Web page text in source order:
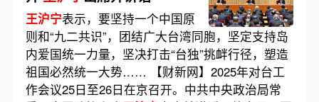
王沪宁表示，要坚持一个中国原
则和“九二共识”，团结广大台湾同胞，坚定支持岛
内爱国统一力量，坚决打击“台独”挑衅行径，塑造
祖国必然统一大势…… 【财新网】2025年对台工
作会议25日至26日在京召开。中共中央政治局常